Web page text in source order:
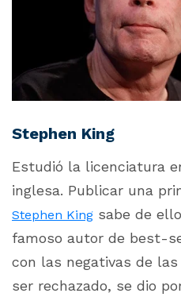
Stephen King
Estudió la licenciatura
inglesa. Publicar una
Stephen King sabe de
famoso autor de best-
con las negativas de
ser rechazado, se dio